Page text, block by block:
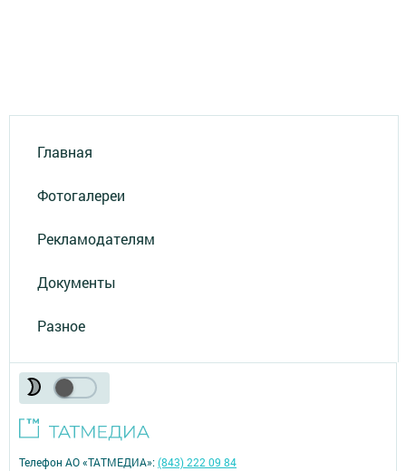
Главная
Фотогалереи
Рекламодателям
Документы
Разное
Телефон АО «ТАТМЕДИА»:(843) 222 09 84